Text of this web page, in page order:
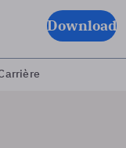
Download